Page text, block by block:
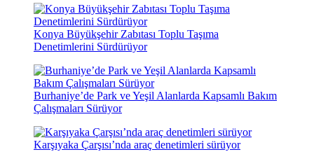
Konya Büyükşehir Zabıtası Toplu Taşıma
Denetimlerini Sürdürüyor
Burhaniye’de Park ve Yeşil Alanlarda Kapsamlı Bakım
Çalışmaları Sürüyor
Karşıyaka Çarşısı’nda araç denetimleri sürüyor